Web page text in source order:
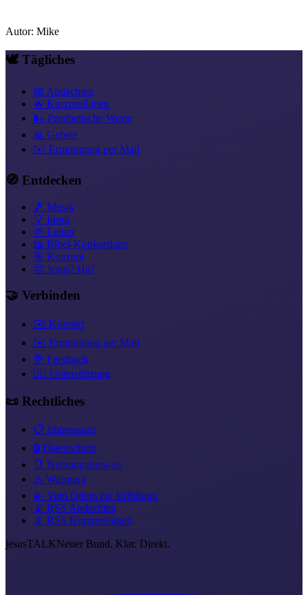
Autor: Mike
🕊️ Tägliches
📅 Andachten
🔥 Kurzpredigten
🌬️ Prophetische Worte
🙏 Gebete
✉️ Ermutigung per Mail
🧭 Entdecken
🎵 Musik
💡 Input
🌱 Leben
📖 Bibel-Konkordanz
🎯 Konzept
🤔 Jesus? Hä?
🤝 Verbinden
✉️ Kontakt
✉️ Ermutigung per Mail
💬 Feedback
❤️‍🔥 Unterstützung
📜 Rechtliches
📋 Impressum
🔒 Datenschutz
📑 Nutzungshinweis
⚠️ Warnung
💫 Vom Odem zur Erfüllung
📡 RSS Andachten
📡 RSS Kurzpredigten
jesusTALKNeuer Bund. Klar. Direkt.